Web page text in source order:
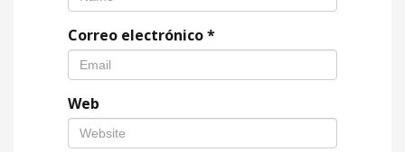
Correo electrónico*
Web